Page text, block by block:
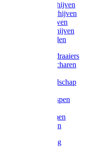
Afbraamschijven
Doorslijpschijven
Lamelschijven
Diamantschijven
Laselektroden
Schroevendraaiers
Tangen / Scharen
Meetgereedschap
Vijlen / Raspen
Lijmklemmen
Waterpassen
Bouwbeslag